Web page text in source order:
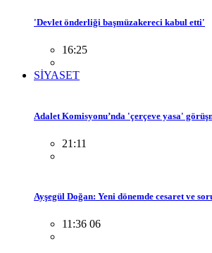
'Devlet önderliği başmüzakereci kabul etti'
16:25
SİYASET
Adalet Komisyonu’nda 'çerçeve yasa'
21:11
Ayşegül Doğan: Yeni dönemde cesaret ve
11:36 06